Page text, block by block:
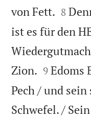
von Fett. 

8
ist es für den
Zion. 

9 Edoms
Pech / und
Schwefel. /